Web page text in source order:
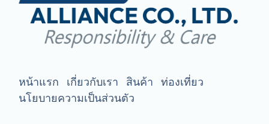
หน้าแรก เกี่ยวกับเรา สินค้า
ท่องเที่ยว
นโยบายความเป็นส่วนตัว